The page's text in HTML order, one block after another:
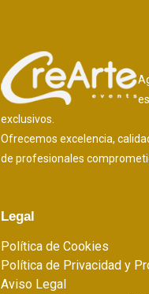
exclusivos.
Ofrecemos excelencia,
de profesionales
Legal
Política de Cookies
Política de Privacidad y
Aviso Legal